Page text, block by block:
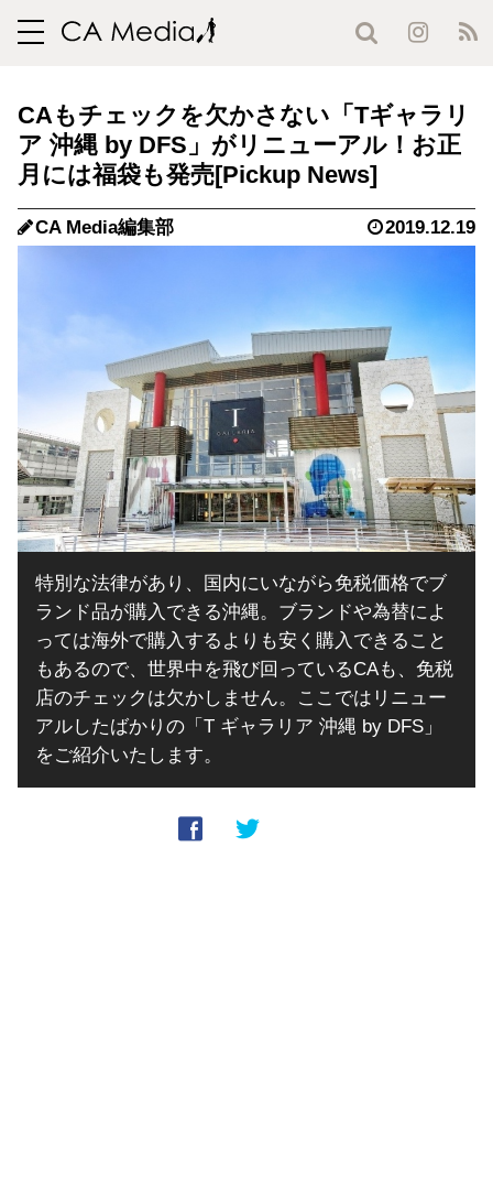
toggle
CAもチェックを欠かさない「Tギャラリ
ア 沖縄 by DFS」がリニューアル！お正
月には福袋も発売
CA Media編集部 2019.12.19
特別な法律があり、国内にいながら免税価格でブ
ランド品が購入できる沖縄。ブランドや為替によ
っては海外で購入するよりも安く購入できること
もあるので、世界中を飛び回っているCAも、免税
店のチェックは欠かしません。ここではリニュー
アルしたばかりの「T ギャラリア 沖縄 by DFS」
をご紹介いたします。